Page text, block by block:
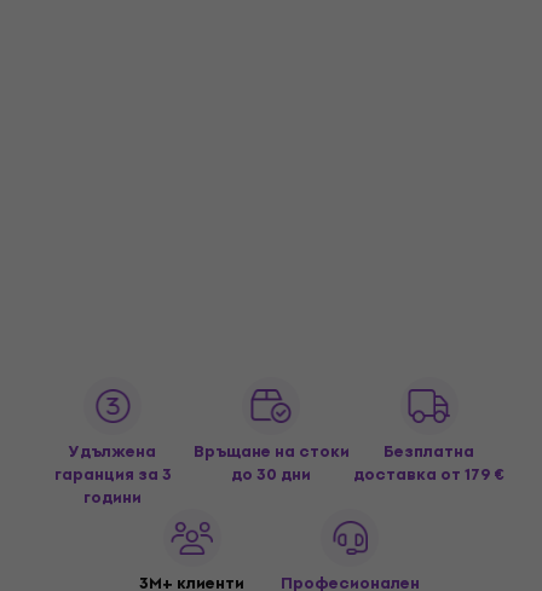
Удължена
гаранция за 3
години
Връщане на стоки
до 30 дни
Безплатна
доставка от 179 €
3M+ клиенти
Професионален